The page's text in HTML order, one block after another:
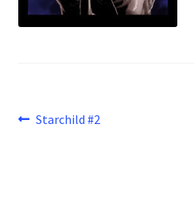
Beitragsnavigation
Vorheriger
Starchild #2